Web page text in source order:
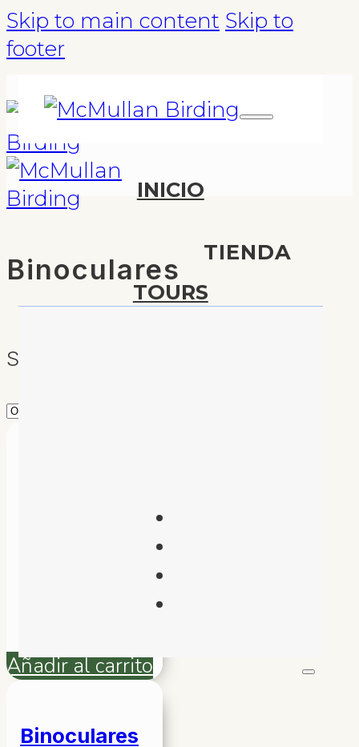
Skip to main content Skip to
footer
INICIO
TIENDA
TOURS
Binoculares
Showing all 19 results
Añadir al carrito
Binoculares